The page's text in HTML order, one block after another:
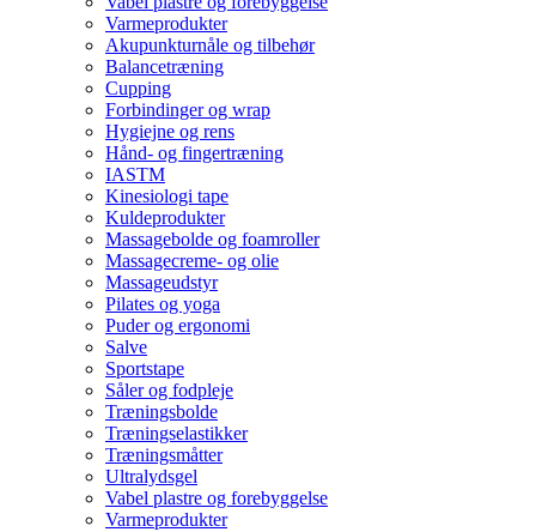
Varmeprodukter
Akupunkturnåle og tilbehør
Balancetræning
Cupping
Forbindinger og wrap
Hygiejne og rens
Hånd- og fingertræning
IASTM
Kinesiologi tape
Kuldeprodukter
Massagebolde og foamroller
Massagecreme- og olie
Massageudstyr
Pilates og yoga
Puder og ergonomi
Salve
Sportstape
Såler og fodpleje
Træningsbolde
Træningselastikker
Træningsmåtter
Ultralydsgel
Vabel plastre og forebyggelse
Varmeprodukter